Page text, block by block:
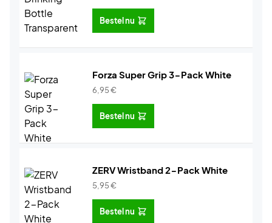
Bestel nu
Forza Super Grip 3-Pack White
6,95€
Bestel nu
ZERV Wristband 2-Pack White
5,95€
Bestel nu